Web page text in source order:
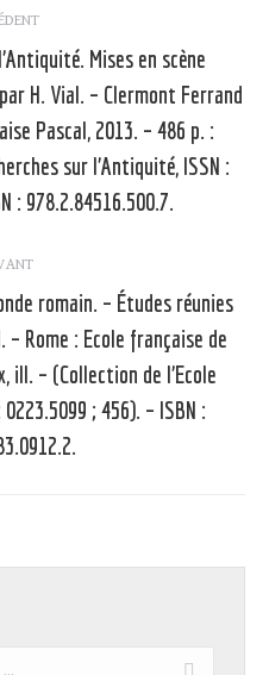
Article
précédent
:
Mises en scène
H. Vial. – Clermont Ferrand
Pascal, 2013. – 486 p. :
sur l’Antiquité, ISSN :
: 978.2.84516.500.7.
Article
suivant
:
romain. – Études réunies
– Rome : Ecole française de
ill. – (Collection de l’Ecole
; 456). – ISBN :